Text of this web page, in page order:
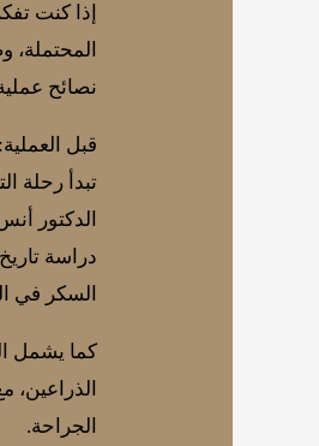
إذا كنت
نصائح
قبل
تبدأ رحلة
الدكتور
دراسة
السكر في
كما يشمل
الجراحة.